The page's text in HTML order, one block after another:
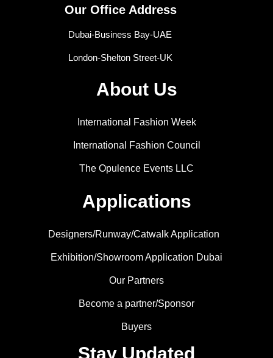
Our Office Address
Dubai-Business Bay-UAE
London-Shelton Street-UK
About Us
International Fashion Week
International Fashion Council
The Opulence Events LLC
Applications
Designers/Runway/Catwalk Application
Exhibition/Showroom Application Dubai
Our Partners
Become a partner/Sponsor
Buyers
Stay Updated